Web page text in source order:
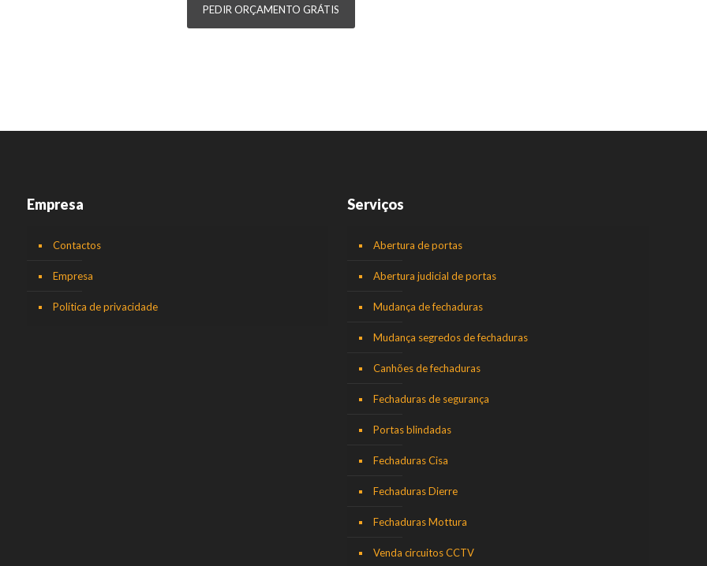
PEDIR ORÇAMENTO GRÁTIS
Empresa
Contactos
Empresa
Política de privacidade
Serviços
Abertura de portas
Abertura judicial de portas
Mudança de fechaduras
Mudança segredos de fechaduras
Canhões de fechaduras
Fechaduras de segurança
Portas blindadas
Fechaduras Cisa
Fechaduras Dierre
Fechaduras Mottura
Venda circuitos CCTV